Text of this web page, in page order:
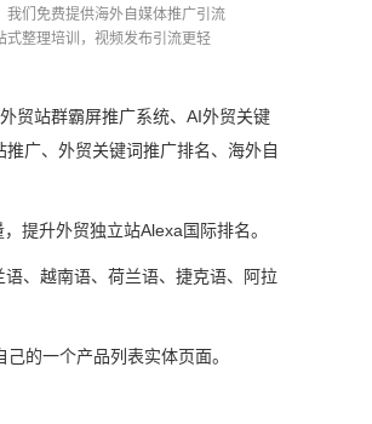
我们免费提供海外自媒体推广引流
式整理培训，视频发布引流更轻
贸站群霸屏推广系统、AI外贸关键
广、外贸关键词推广排名、海外自
提升外贸独立站Alexa国际排名。
、越南语、荷兰语、捷克语、阿拉
的一个产品列表实体页面。